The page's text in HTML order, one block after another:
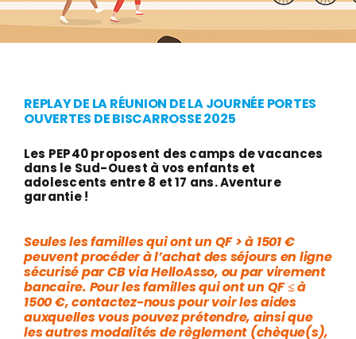
EDUCATION JEUNESSE
MÉDICO-SOCIAL ET SAPADHE
REPLAY DE LA RÉUNION DE LA JOURNÉE PORTES
OUVERTES DE BISCARROSSE 2025
Les PEP40 proposent des camps de vacances
dans le Sud-Ouest à vos enfants et
adolescents entre 8 et 17 ans. Aventure
garantie !
Seules les familles qui ont un QF > à 1501 €
peuvent procéder à l’achat des séjours en ligne
sécurisé par CB via HelloAsso, ou par virement
bancaire. Pour les familles qui ont un QF ≤ à
1500 €, contactez-nous pour voir les aides
auxquelles vous pouvez prétendre, ainsi que
les autres modalités de règlement (chèque(s),